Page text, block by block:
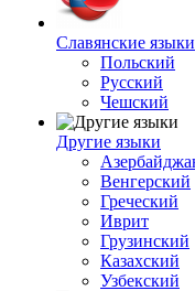
Славянские языки
Польский
Русский
Чешский
Другие языки
Венгерский
Греческий
Иврит
Грузинский
Казахский
Узбекский